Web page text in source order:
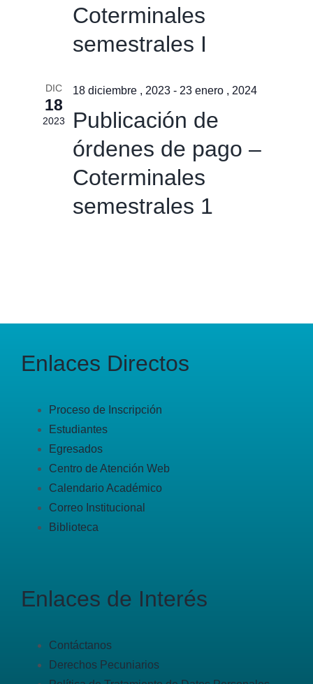
Coterminales
semestrales I
DIC
18
2023
18 diciembre , 2023- 23 enero , 2024
Publicación de
órdenes de pago –
Coterminales
semestrales 1
Enlaces Directos
Proceso de Inscripción
Estudiantes
Egresados
Centro de Atención Web
Calendario Académico
Correo Institucional
Biblioteca
Enlaces de Interés
Contáctanos
Derechos Pecuniarios